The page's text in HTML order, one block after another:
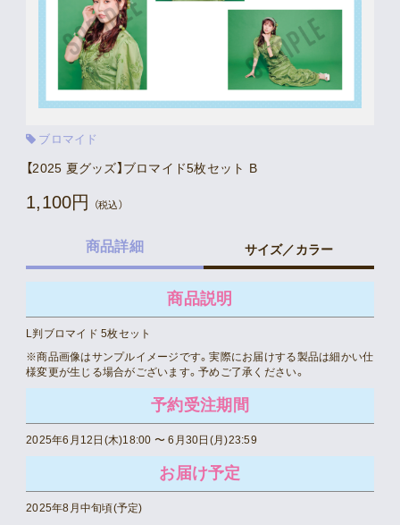
あとがき
Live Streaming
ブロマイド
【2025 夏グッズ】ブロマイド5枚セット B
1,100円 （税込）
商品詳細 サイズ／カラー
商品説明
L判ブロマイド 5枚セット
※商品画像はサンプルイメージです。実際にお届けする製品は細かい仕
様変更が生じる場合がございます。予めご了承ください。
予約受注期間
2025年6月12日(木)18:00 〜 6月30日(月)23:59
お届け予定
2025年8月中旬頃(予定)